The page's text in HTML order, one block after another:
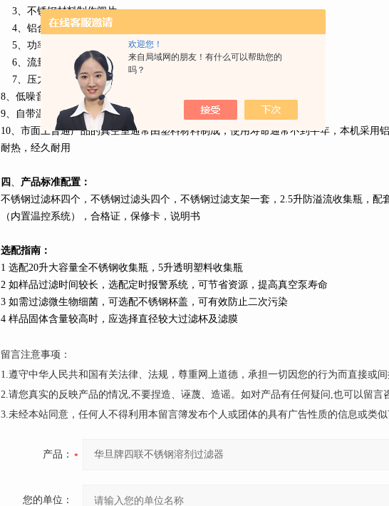
欢迎您！
来自局域网的朋友！有什么可以帮助您的
吗？
3、不锈钢材料制作阀片
4、铝合金外壳,散热迅速
5、功率
6、流量
/MIN
7、压力
-0.09MPA(680mmhg)
8、低噪音工作，工作噪音小于
9、自带温控装置，当温度过高时自动停机，待仪器自然冷却后自动重启
10、市面上普通产品的真空室通常由塑料材料制成，使用寿命通常不到半年，本机采用
耐热，经久耐用
四 、 产品标准配置：
不锈钢过滤杯四个，不锈钢过滤头四个，不锈钢过滤支架一套， 2.5升防溢流收集瓶，配
（内置温控系统），合格证，保修卡，说明书
选配指南：
1 选配20升大容量全不锈钢收集瓶， 5升透明塑料收集瓶
2 如样品过滤时间较长，选配定时报警系统，可节省资源，提高真空泵寿命
3 如需过滤微生物细菌，可选配不锈钢杯盖，可有效防止二次污染
4 样品固体含量较高时，应选择直径较大过滤杯及滤膜
留言注意事项：
1.遵守中华人民共和国有关法律、法规，尊重网上道德，承担一切因您的行为而直接或间
2.请您真实的反映产品的情况,不要捏造、诬蔑、造谣。如对产品有任何疑问,也可以留言
3.未经本站同意，任何人不得利用本留言簿发布个人或团体的具有广告性质的信息或类似
产品：
您的单位：